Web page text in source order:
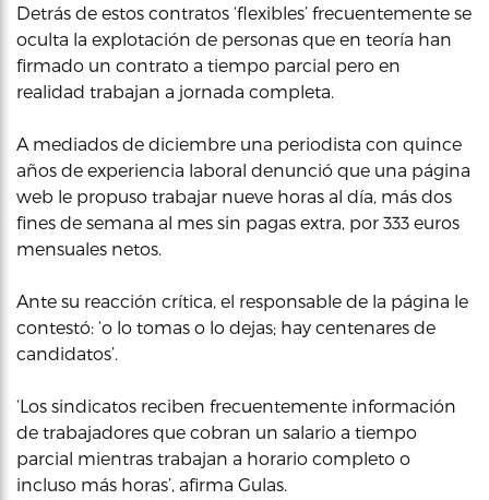
Detrás de estos contratos ‘flexibles’ frecuentemente se
oculta la explotación de personas que en teoría han
firmado un contrato a tiempo parcial pero en
realidad trabajan a jornada completa.
A mediados de diciembre una periodista con quince
años de experiencia laboral denunció que una página
web le propuso trabajar nueve horas al día, más dos
fines de semana al mes sin pagas extra, por 333 euros
mensuales netos.
Ante su reacción crítica, el responsable de la página le
contestó: ‘o lo tomas o lo dejas; hay centenares de
candidatos’.
‘Los sindicatos reciben frecuentemente información
de trabajadores que cobran un salario a tiempo
parcial mientras trabajan a horario completo o
incluso más horas’, afirma Gulas.